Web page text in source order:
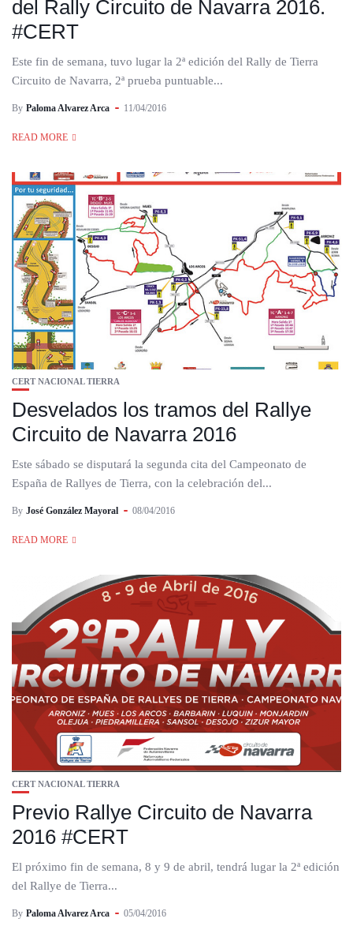
del Rally Circuito de Navarra 2016.
#CERT
Este fin de semana, tuvo lugar la 2ª edición del Rally de Tierra
Circuito de Navarra, 2ª prueba puntuable...
By Paloma Alvarez Arca 11/04/2016
READ MORE
CERT NACIONAL TIERRA
Desvelados los tramos del Rallye
Circuito de Navarra 2016
Este sábado se disputará la segunda cita del Campeonato de
España de Rallyes de Tierra, con la celebración del...
By José González Mayoral 08/04/2016
READ MORE
CERT NACIONAL TIERRA
Previo Rallye Circuito de Navarra
2016 #CERT
El próximo fin de semana, 8 y 9 de abril, tendrá lugar la 2ª edición
del Rallye de Tierra...
By Paloma Alvarez Arca 05/04/2016